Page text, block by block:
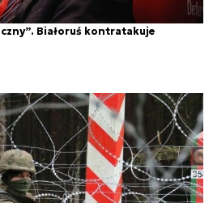
Białoruś kontratakuje